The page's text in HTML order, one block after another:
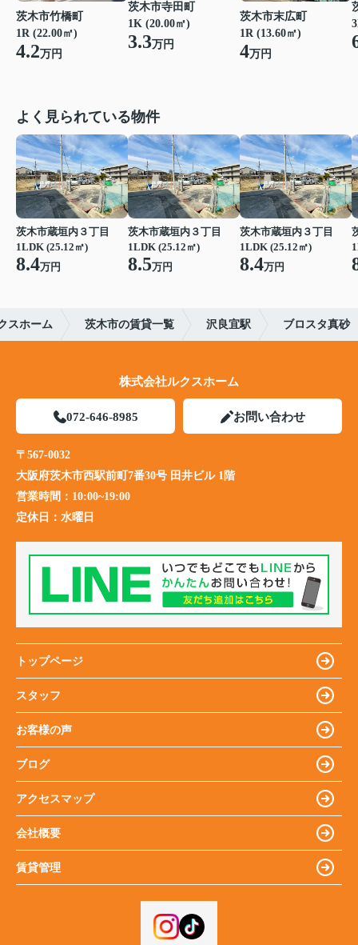
茨木市竹橋町
1R (22.00㎡)
4.2万円
茨木市寺田町
1K (20.00㎡)
3.3万円
茨木市末広町
1R (13.60㎡)
4万円
よく見られている物件
茨木市蔵垣内３丁目
1LDK (25.12㎡)
8.4万円
茨木市蔵垣内３丁目
1LDK (25.12㎡)
8.5万円
茨木市蔵垣内３丁目
1LDK (25.12㎡)
8.4万円
スホーム 茨木市の賃貸一覧 沢良宜駅 ブロスタ真砂
株式会社ルクスホーム
072-646-8985 お問い合わせ
〒567-0032
大阪府茨木市西駅前町7番30号 田井ビル 1階
営業時間： 10:00~19:00
定休日： 水曜日
トップページ
スタッフ
お客様の声
ブログ
アクセスマップ
会社概要
賃貸管理